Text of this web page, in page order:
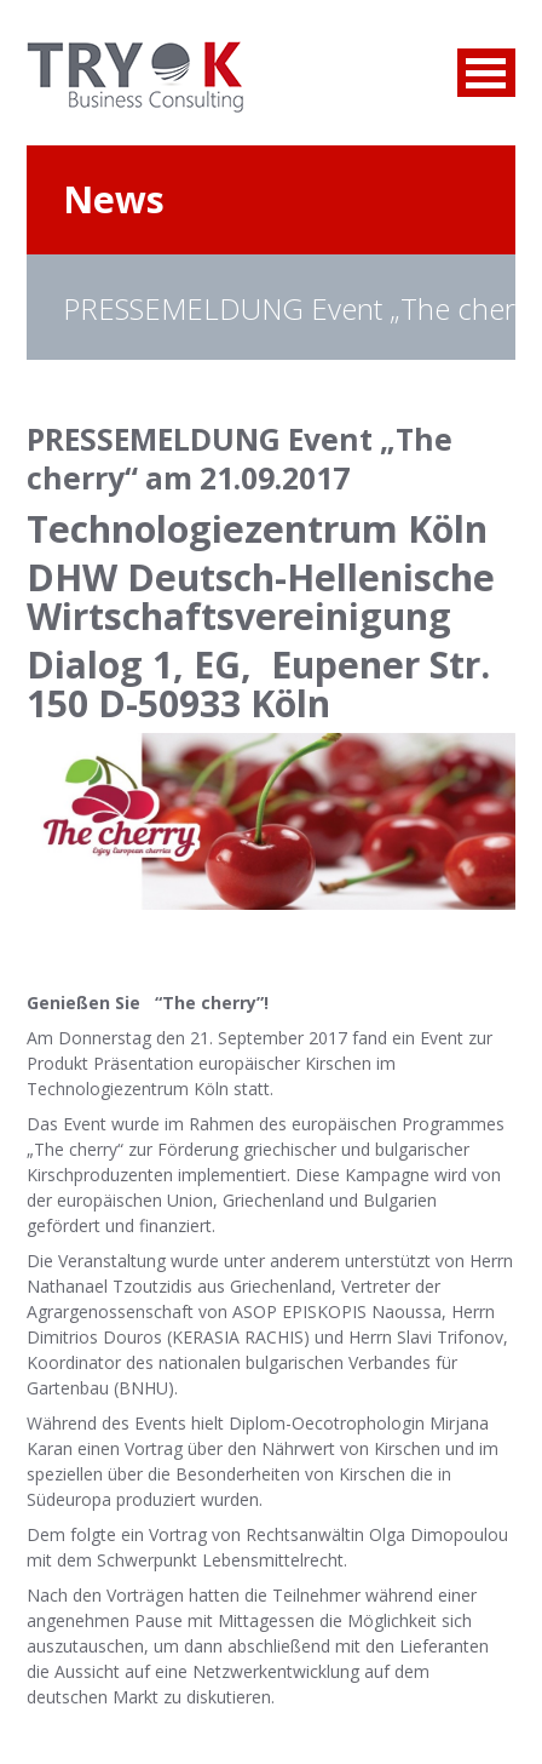
News
PRESSEMELDUNG Event „The
PRESSEMELDUNG Event „The
cherry“ am 21.09.2017
Technologiezentrum Köln
DHW Deutsch-Hellenische
Wirtschaftsvereinigung
Dialog 1, EG, Eupener Str.
150 D-50933 Köln
Genießen Sie “The cherry”!
Am Donnerstag den 21. September 2017 fand ein Event zur
Produkt Präsentation europäischer Kirschen im
Technologiezentrum Köln statt.
Das Event wurde im Rahmen des europäischen Programmes
„The cherry“ zur Förderung griechischer und bulgarischer
Kirschproduzenten implementiert. Diese Kampagne wird von
der europäischen Union, Griechenland und Bulgarien
gefördert und finanziert.
Die Veranstaltung wurde unter anderem unterstützt von Herrn
Nathanael Tzoutzidis aus Griechenland, Vertreter der
Agrargenossenschaft von ASOP EPISKOPIS Naoussa, Herrn
Dimitrios Douros (KERASIA RACHIS) und Herrn Slavi Trifonov,
Koordinator des nationalen bulgarischen Verbandes für
Gartenbau (BNHU).
Während des Events hielt Diplom-Oecotrophologin Mirjana
Karan einen Vortrag über den Nährwert von Kirschen und im
speziellen über die Besonderheiten von Kirschen die in
Südeuropa produziert wurden.
Dem folgte ein Vortrag von Rechtsanwältin Olga Dimopoulou
mit dem Schwerpunkt Lebensmittelrecht.
Nach den Vorträgen hatten die Teilnehmer während einer
angenehmen Pause mit Mittagessen die Möglichkeit sich
auszutauschen, um dann abschließend mit den Lieferanten
die Aussicht auf eine Netzwerkentwicklung auf dem
deutschen Markt zu diskutieren.